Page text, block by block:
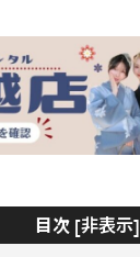
目次 [非表示]